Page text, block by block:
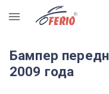
R
Бампер
2009 года